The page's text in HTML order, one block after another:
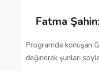
Fatma
Programda konuşan
değinerek şunları